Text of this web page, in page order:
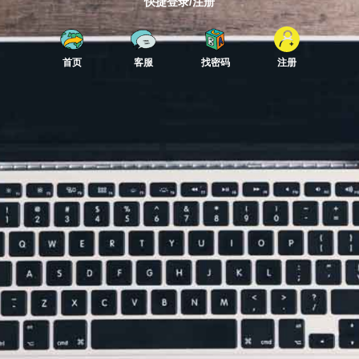
首页 客服 找密码 注册